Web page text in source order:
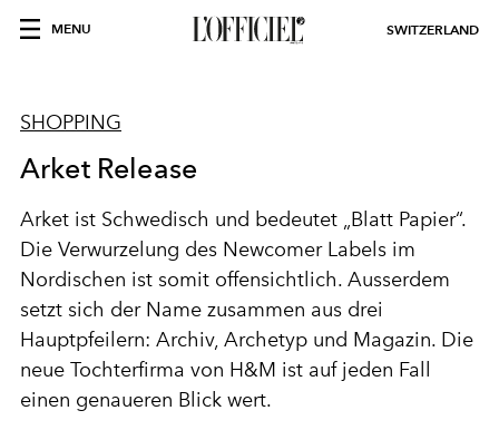
MENU SWITZERLAND
SHOPPING
Arket Release
Arket ist Schwedisch und bedeutet „Blatt Papier“.
Die Verwurzelung des Newcomer Labels im
Nordischen ist somit offensichtlich. Ausserdem
setzt sich der Name zusammen aus drei
Hauptpfeilern: Archiv, Archetyp und Magazin. Die
neue Tochterfirma von H&M ist auf jeden Fall
einen genaueren Blick wert.